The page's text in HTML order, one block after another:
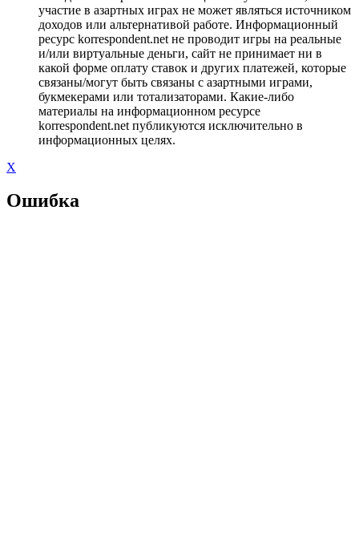
участие в азартных играх не может являться источником
доходов или альтернативой работе. Информационный
ресурс korrespondent.net не проводит игры на реальные
и/или виртуальные деньги, сайт не принимает ни в
какой форме оплату ставок и других платежей, которые
связаны/могут быть связаны с азартными играми,
букмекерами или тотализаторами. Какие-либо
материалы на информационном ресурсе
korrespondent.net публикуются исключительно в
информационных целях.
X
Ошибка